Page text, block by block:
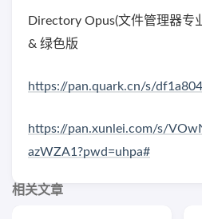
Directory Opus(文件管理器专
& 绿色版
https://pan.quark.cn/s/
https://pan.xunlei.com/s/
azWZA1?pwd=uhpa#
相关文章